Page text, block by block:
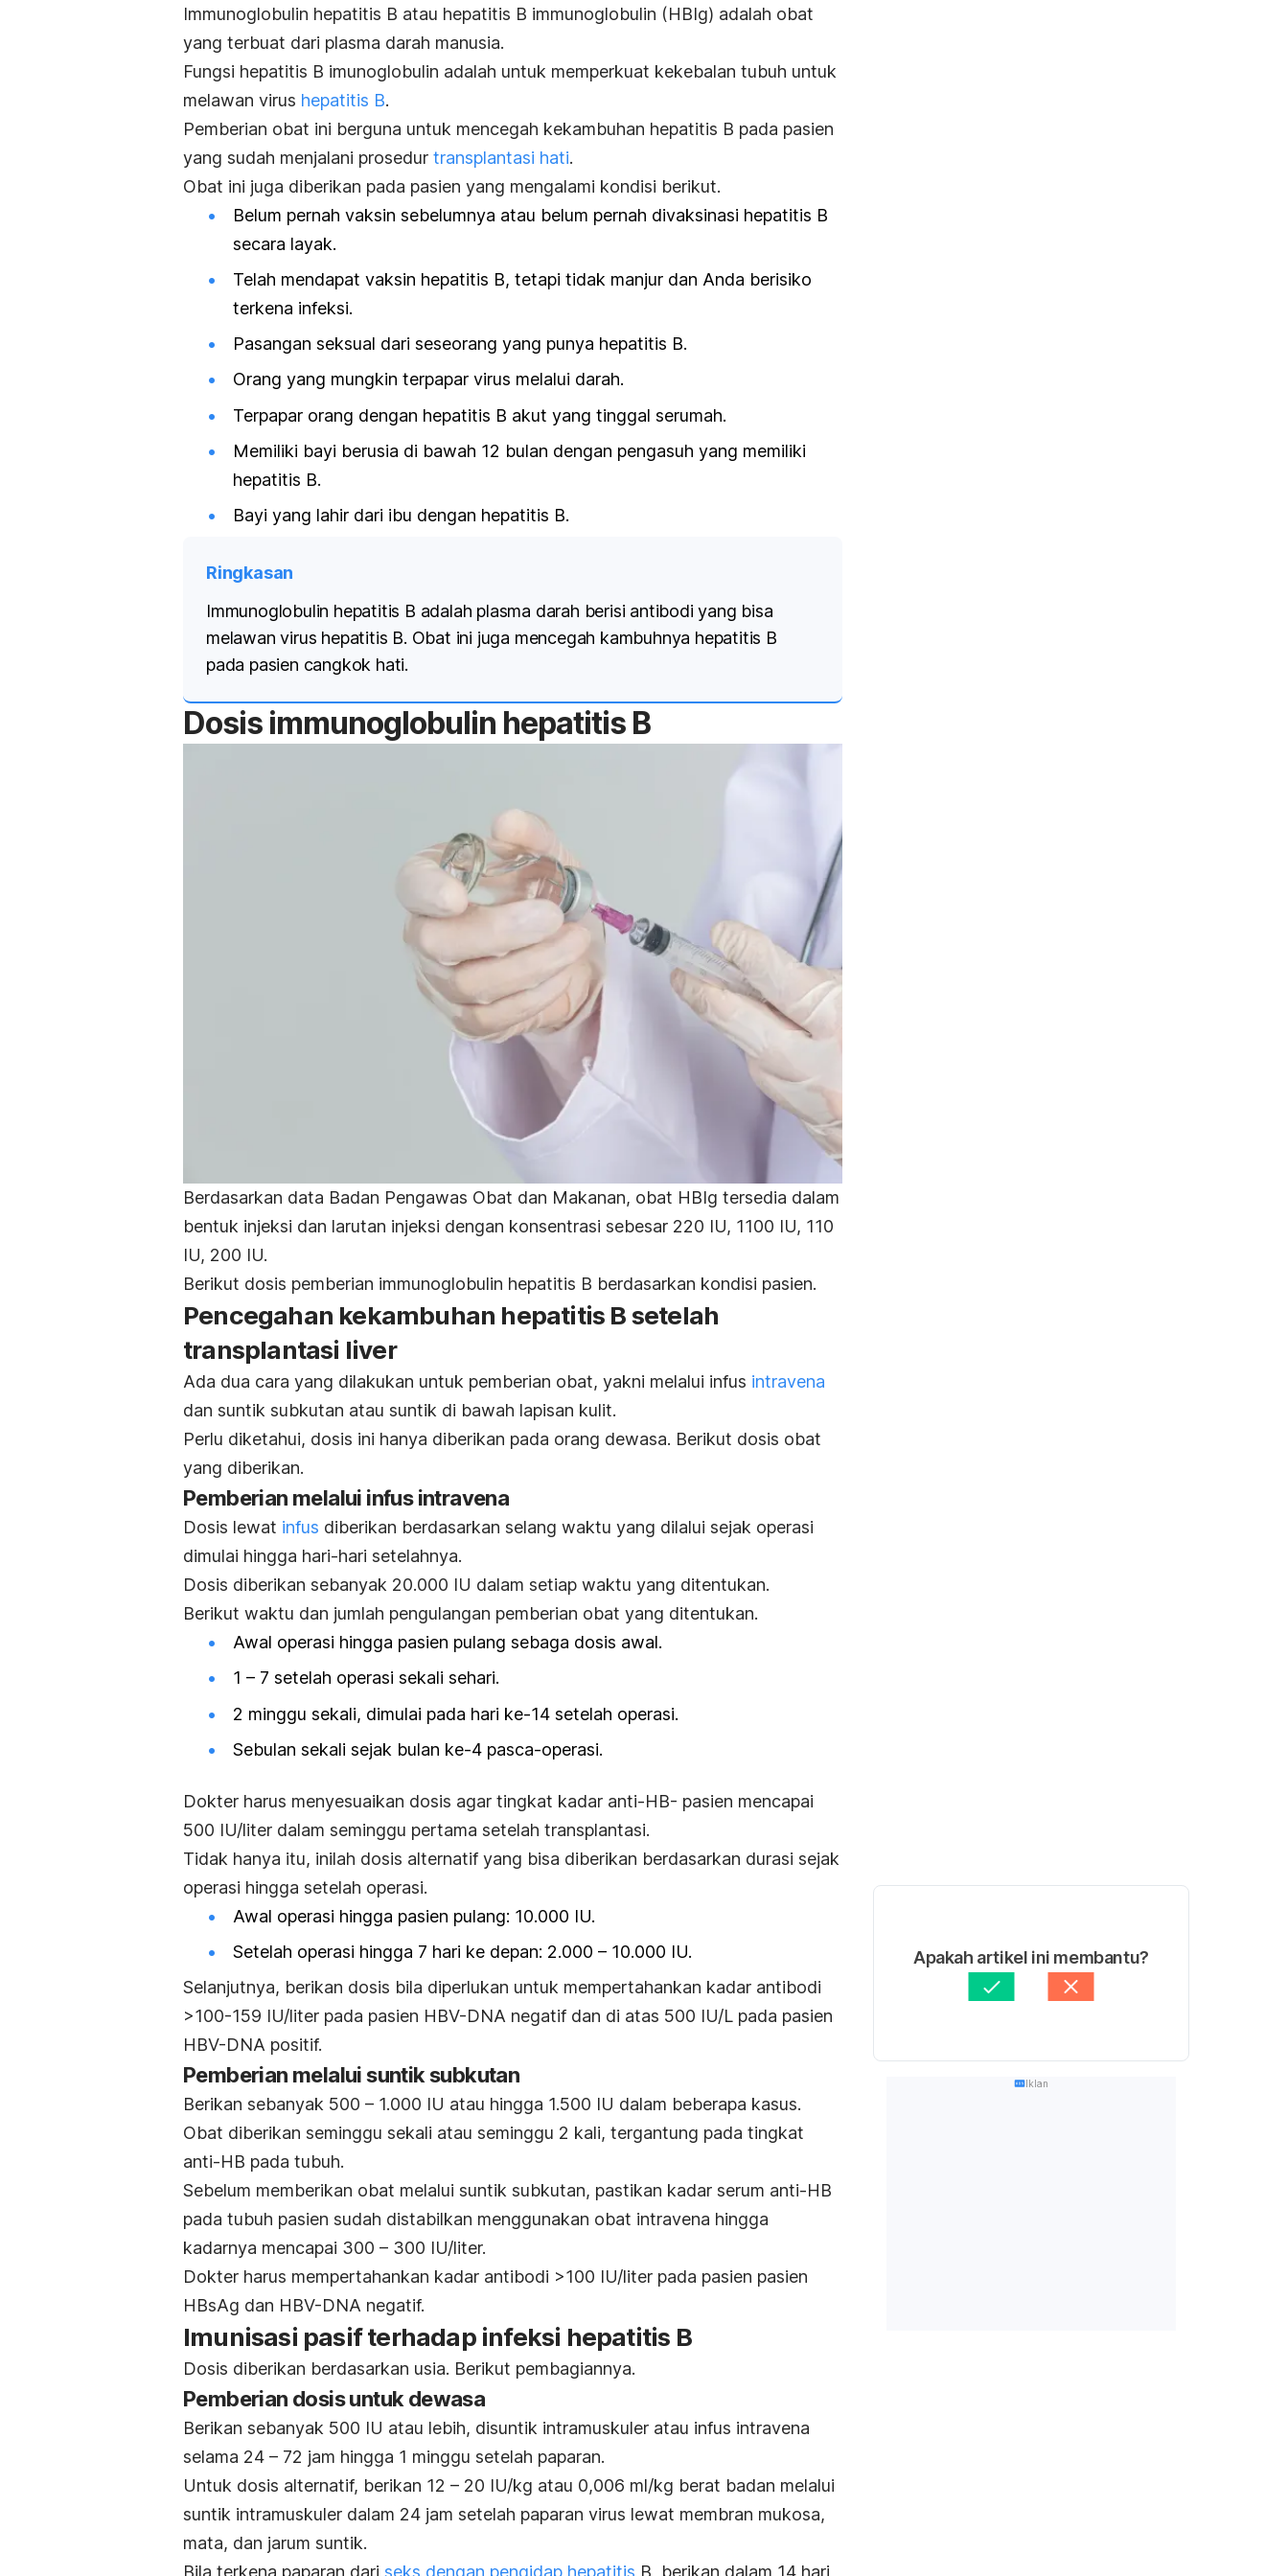
Immunoglobulin hepatitis B atau hepatitis B immunoglobulin (HBIg) adalah obat
yang terbuat dari plasma darah manusia.
Fungsi hepatitis B imunoglobulin adalah untuk memperkuat kekebalan tubuh untuk
melawan virus hepatitis B.
Pemberian obat ini berguna untuk mencegah kekambuhan hepatitis B pada pasien
yang sudah menjalani prosedur transplantasi hati.
Obat ini juga diberikan pada pasien yang mengalami kondisi berikut.
Belum pernah vaksin sebelumnya atau belum pernah divaksinasi hepatitis B
secara layak.
Telah mendapat vaksin hepatitis B, tetapi tidak manjur dan Anda berisiko
terkena infeksi.
Pasangan seksual dari seseorang yang punya hepatitis B.
Orang yang mungkin terpapar virus melalui darah.
Terpapar orang dengan hepatitis B akut yang tinggal serumah.
Memiliki bayi berusia di bawah 12 bulan dengan pengasuh yang memiliki
hepatitis B.
Bayi yang lahir dari ibu dengan hepatitis B.
Ringkasan
Immunoglobulin hepatitis B adalah plasma darah berisi antibodi yang bisa
melawan virus hepatitis B. Obat ini juga mencegah kambuhnya hepatitis B
pada pasien cangkok hati.
Dosis immunoglobulin hepatitis B
Berdasarkan data Badan Pengawas Obat dan Makanan, obat HBIg tersedia dalam
bentuk injeksi dan larutan injeksi dengan konsentrasi sebesar 220 IU, 1100 IU, 110
IU, 200 IU.
Berikut dosis pemberian immunoglobulin hepatitis B berdasarkan kondisi pasien.
Pencegahan kekambuhan hepatitis B setelah
transplantasi liver
Ada dua cara yang dilakukan untuk pemberian obat, yakni melalui infus intravena
dan suntik subkutan atau suntik di bawah lapisan kulit.
Perlu diketahui, dosis ini hanya diberikan pada orang dewasa. Berikut dosis obat
yang diberikan.
Pemberian melalui infus intravena
Dosis lewat infus diberikan berdasarkan selang waktu yang dilalui sejak operasi
dimulai hingga hari-hari setelahnya.
Dosis diberikan sebanyak 20.000 IU dalam setiap waktu yang ditentukan.
Berikut waktu dan jumlah pengulangan pemberian obat yang ditentukan.
Awal operasi hingga pasien pulang sebaga dosis awal.
1 – 7 setelah operasi sekali sehari.
2 minggu sekali, dimulai pada hari ke-14 setelah operasi.
Sebulan sekali sejak bulan ke-4 pasca-operasi.
Dokter harus menyesuaikan dosis agar tingkat kadar anti-HB- pasien mencapai
500 IU/liter dalam seminggu pertama setelah transplantasi.
Tidak hanya itu, inilah dosis alternatif yang bisa diberikan berdasarkan durasi sejak
operasi hingga setelah operasi.
Awal operasi hingga pasien pulang: 10.000 IU.
Setelah operasi hingga 7 hari ke depan: 2.000 – 10.000 IU.
Selanjutnya, berikan dosis bila diperlukan untuk mempertahankan kadar antibodi
>100-159 IU/liter pada pasien HBV-DNA negatif dan di atas 500 IU/L pada pasien
HBV-DNA positif.
Pemberian melalui suntik subkutan
Berikan sebanyak 500 – 1.000 IU atau hingga 1.500 IU dalam beberapa kasus.
Obat diberikan seminggu sekali atau seminggu 2 kali, tergantung pada tingkat
anti-HB pada tubuh.
Sebelum memberikan obat melalui suntik subkutan, pastikan kadar serum anti-HB
pada tubuh pasien sudah distabilkan menggunakan obat intravena hingga
kadarnya mencapai 300 – 300 IU/liter.
Dokter harus mempertahankan kadar antibodi >100 IU/liter pada pasien pasien
HBsAg dan HBV-DNA negatif.
Imunisasi pasif terhadap infeksi hepatitis B
Dosis diberikan berdasarkan usia. Berikut pembagiannya.
Pemberian dosis untuk dewasa
Berikan sebanyak 500 IU atau lebih, disuntik intramuskuler atau infus intravena
selama 24 – 72 jam hingga 1 minggu setelah paparan.
Untuk dosis alternatif, berikan 12 – 20 IU/kg atau 0,006 ml/kg berat badan melalui
suntik intramuskuler dalam 24 jam setelah paparan virus lewat membran mukosa,
mata, dan jarum suntik.
Bila terkena paparan dari seks dengan pengidap hepatitis B, berikan dalam 14 hari
Apakah artikel ini membantu?
Iklan